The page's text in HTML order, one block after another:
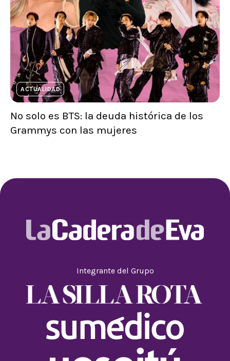
ACTUALIDAD
No solo es BTS: la deuda histórica de los
Grammys con las mujeres
Integrante del Grupo